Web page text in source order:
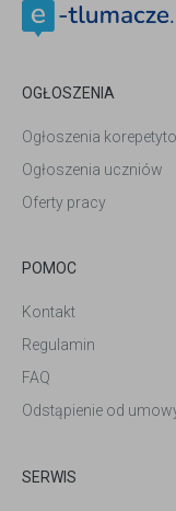
OGŁOSZENIA
Ogłoszenia
Ogłoszenia uczniów
Oferty pracy
POMOC
Kontakt
Regulamin
FAQ
Odstąpienie od
SERWIS